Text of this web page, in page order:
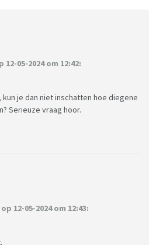
05-2024 om 12:42:
je dan niet inschatten hoe diegene
Serieuze vraag hoor.
12-05-2024 om 12:43: